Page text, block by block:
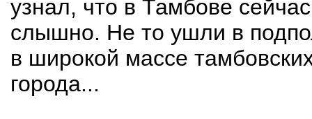
узнал, что в Тамбове
слышно. Не то ушли в
в широкой массе
города...